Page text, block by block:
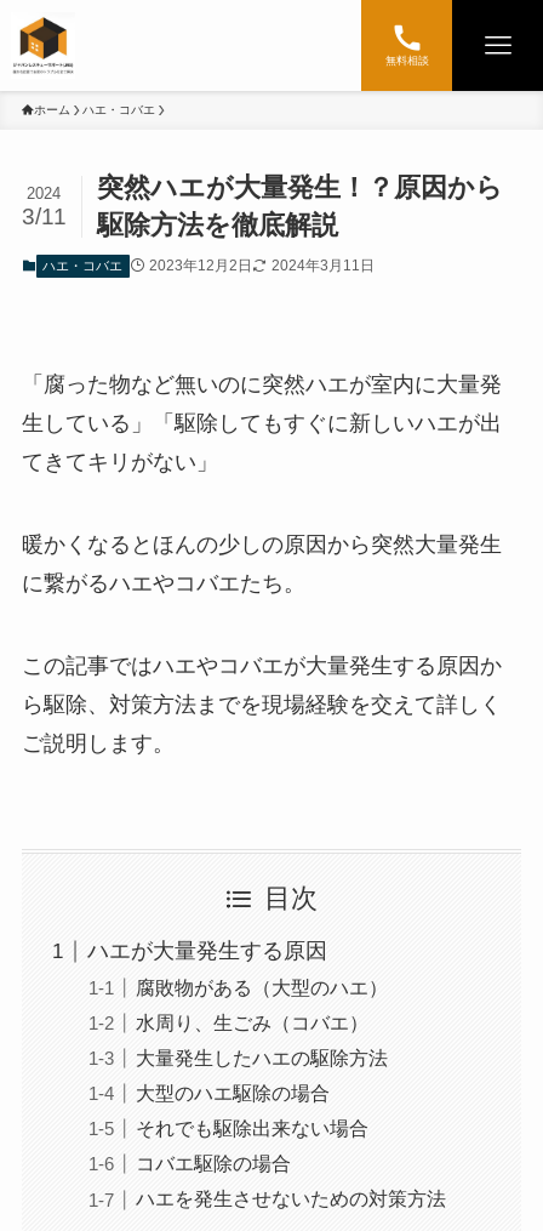
無料相談
ホーム ハエ・コバエ
突然ハエが大量発生！？原因から
駆除方法を徹底解説
2024
3/11
ハエ・コバエ 2023年12月2日 2024年3月11日
「腐った物など無いのに突然ハエが室内に大量発
生している」「駆除してもすぐに新しいハエが出
てきてキリがない」
暖かくなるとほんの少しの原因から突然大量発生
に繋がるハエやコバエたち。
この記事ではハエやコバエが大量発生する原因か
ら駆除、対策方法までを現場経験を交えて詳しく
ご説明します。
目次
ハエが大量発生する原因
腐敗物がある（大型のハエ）
水周り、生ごみ（コバエ）
大量発生したハエの駆除方法
大型のハエ駆除の場合
それでも駆除出来ない場合
コバエ駆除の場合
ハエを発生させないための対策方法